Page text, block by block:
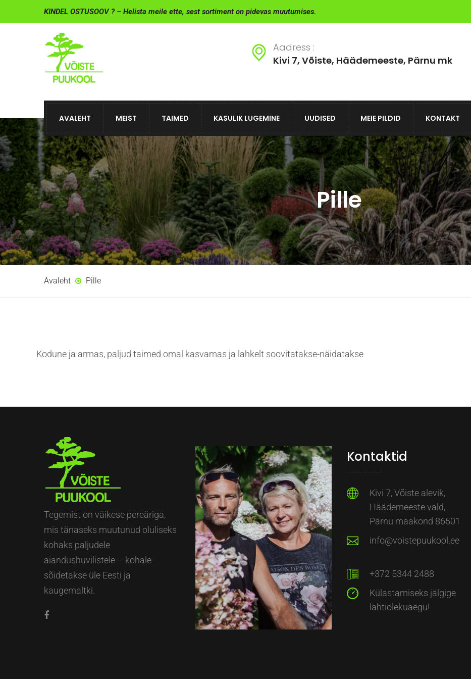
KINDEL OSTUSOOV ? – Helista meile ette, sest sortiment on pidevas muutumises.
Aadress :
Kivi 7, Võiste, Häädemeeste, Pärnu mk
AVALEHT MEIST TAIMED KASULIK LUGEMINE UUDISED MEIE PILDID KONTAKT
Pille
Avaleht Pille
Kodune ja armas, paljud taimed omal kasvamas ja lahkelt soovitatakse-näidatakse
Tegemist on väikese pereäriga,
mis tänaseks muutunud oluliseks
kohaks paljudele
aiandushuvilistele – kohale
sõidetakse üle Eesti ja
kaugemaltki.
Kontaktid
Kivi 7, Võiste alevik,
Häädemeeste vald,
Pärnu maakond 86501
info@voistepuukool.ee
+372 5344 2488
Külastamiseks jälgige
lahtiolekuaegu!